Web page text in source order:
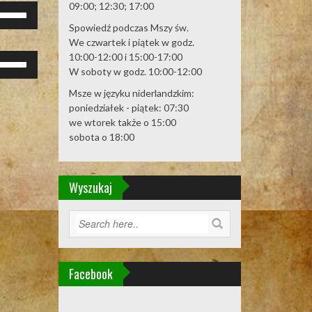
do
09:00; 12:30; 17:00
Spowiedź podczas Mszy św.
We czwartek i piątek w godz.
10:00-12:00 i 15:00-17:00
W soboty w godz. 10:00-12:00
Msze w języku niderlandzkim:
poniedziałek - piątek: 07:30
we wtorek także o 15:00
sobota o 18:00
Wyszukaj
Facebook